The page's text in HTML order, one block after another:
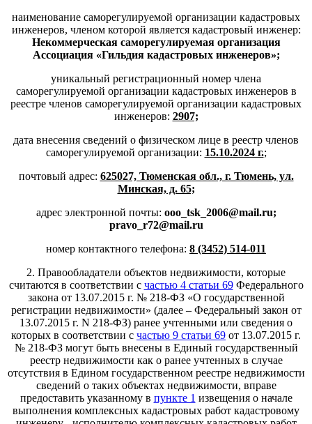
наименование саморегулируемой организации кадастровых
инженеров, членом которой является кадастровый инженер:
Некоммерческая саморегулируемая организация
Ассоциация «Гильдия кадастровых инженеров»;
уникальный регистрационный номер члена
саморегулируемой организации кадастровых инженеров в
реестре членов саморегулируемой организации кадастровых
инженеров: 2907;
дата внесения сведений о физическом лице в реестр членов
саморегулируемой организации: 15.10.2024 г.;
почтовый адрес: 625027, Тюменская обл., г. Тюмень, ул.
Минская, д. 65;
адрес электронной почты: ooo_tsk_2006@mail.ru;
pravo_r72@mail.ru
номер контактного телефона: 8 (3452) 514-011
2. Правообладатели объектов недвижимости, которые
считаются в соответствии с частью 4 статьи 69Федерального
закона от 13.07.2015 г. № 218-ФЗ «О государственной
регистрации недвижимости» (далее – Федеральный закон от
13.07.2015 г. N 218-ФЗ) ранее учтенными или сведения о
которых в соответствии с частью 9 статьи 69 от 13.07.2015 г.
№ 218-ФЗ могут быть внесены в Единый государственный
реестр недвижимости как о ранее учтенных в случае
отсутствия в Едином государственном реестре недвижимости
сведений о таких объектах недвижимости, вправе
предоставить указанному в пункте 1 извещения о начале
выполнения комплексных кадастровых работ кадастровому